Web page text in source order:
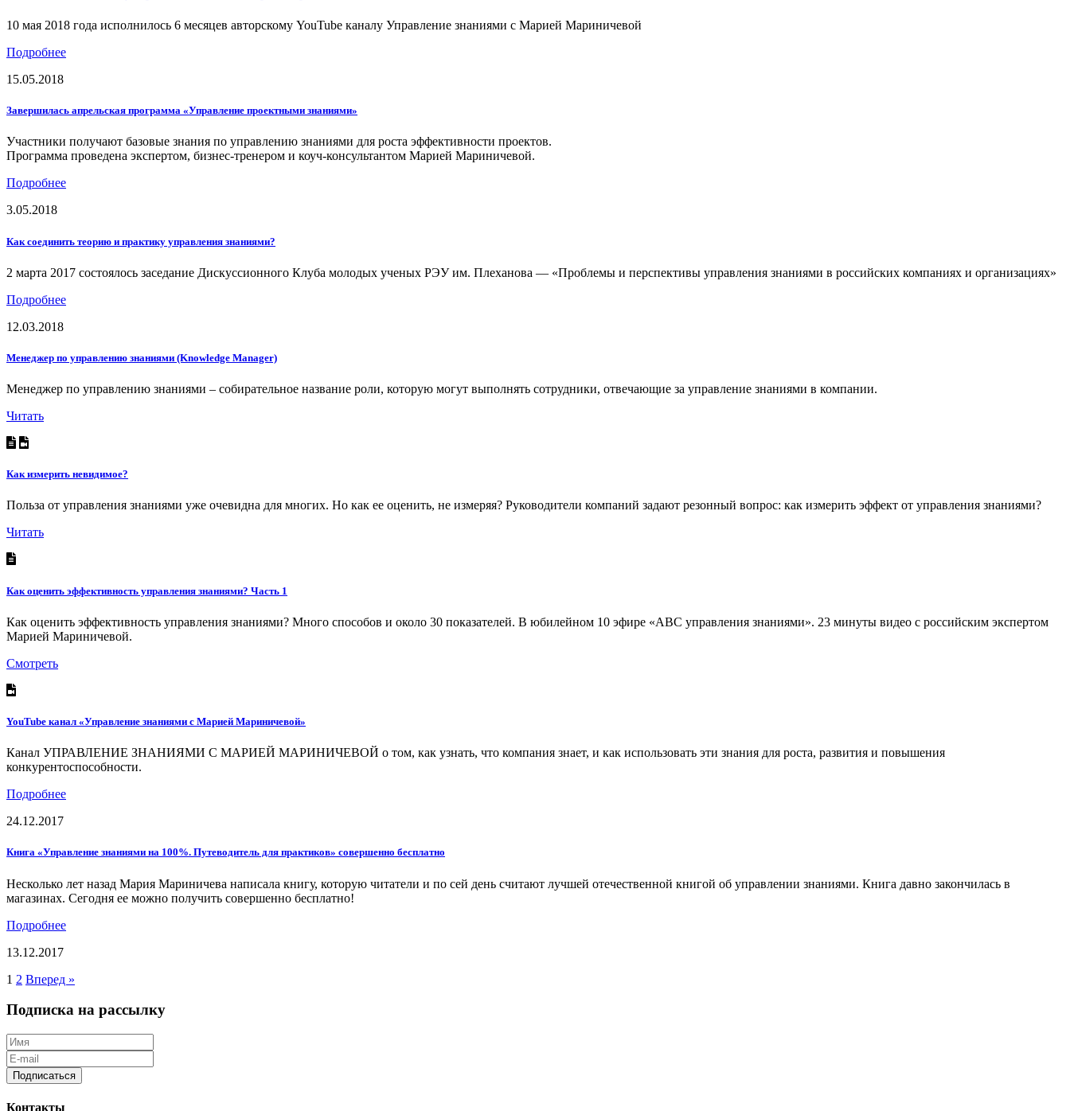
10 мая 2018 года исполнилось 6 месяцев авторскому YouTube каналу Управление знаниями с Марией Мариничевой
Подробнее
15.05.2018
Завершилась апрельская программа «Управление проектными знаниями»
Участники получают базовые знания по управлению знаниями для роста эффективности проектов.
Программа проведена экспертом, бизнес-тренером и коуч-консультантом Марией Мариничевой.
Подробнее
3.05.2018
Как соединить теорию и практику управления знаниями?
2 марта 2017 состоялось заседание Дискуссионного Клуба молодых ученых РЭУ им. Плеханова — «Проблемы и перспективы управления знаниями в российских компаниях и организациях»
Подробнее
12.03.2018
Менеджер по управлению знаниями (Knowledge Manager)
Менеджер по управлению знаниями – собирательное название роли, которую могут выполнять сотрудники, отвечающие за управление знаниями в компании.
Читать
Как измерить невидимое?
Польза от управления знаниями уже очевидна для многих. Но как ее оценить, не измеряя? Руководители компаний задают резонный вопрос: как измерить эффект от управления знаниями?
Читать
Как оценить эффективность управления знаниями? Часть 1
Как оценить эффективность управления знаниями? Много способов и около 30 показателей. В юбилейном 10 эфире «АВС управления знаниями». 23 минуты видео с российским экспертом
Марией Мариничевой.
Смотреть
YouTube канал «Управление знаниями с Марией Мариничевой»
Канал УПРАВЛЕНИЕ ЗНАНИЯМИ С МАРИЕЙ МАРИНИЧЕВОЙ о том, как узнать, что компания знает, и как использовать эти знания для роста, развития и повышения
конкурентоспособности.
Подробнее
24.12.2017
Книга «Управление знаниями на 100%. Путеводитель для практиков» совершенно бесплатно
Несколько лет назад Мария Мариничева написала книгу, которую читатели и по сей день считают лучшей отечественной книгой об управлении знаниями. Книга давно закончилась в
магазинах. Сегодня ее можно получить совершенно бесплатно!
Подробнее
13.12.2017
Страницы
1 2 Вперед »
Подписка на рассылку
Подписаться
Контакты